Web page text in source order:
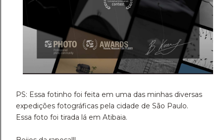
PS: Essa fotinho foi feita em uma das minhas diversas
expedições fotográficas pela cidade de São Paulo.
Essa foto foi tirada lá em Atibaia.